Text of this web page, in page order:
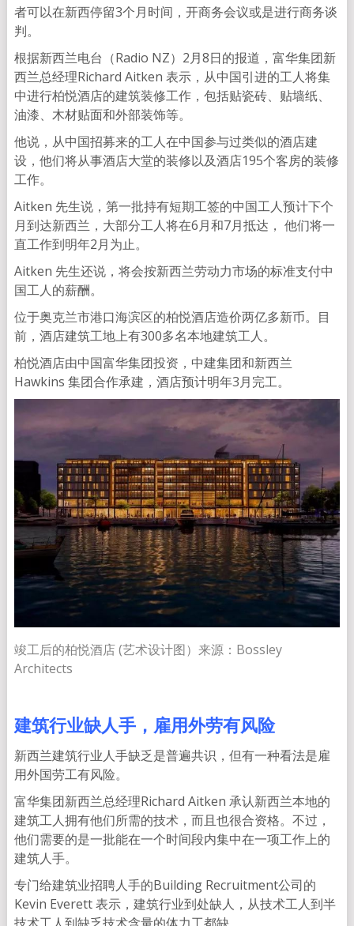
者可以在新西停留3个月时间，开商务会议或是进行商务谈
判。
根据新西兰电台（Radio NZ）2月8日的报道，富华集团新
西兰总经理Richard Aitken 表示，从中国引进的工人将集
中进行柏悦酒店的建筑装修工作，包括贴瓷砖、贴墙纸、
油漆、木材贴面和外部装饰等。
他说，从中国招募来的工人在中国参与过类似的酒店建
设，他们将从事酒店大堂的装修以及酒店195个客房的装修
工作。
Aitken 先生说，第一批持有短期工签的中国工人预计下个
月到达新西兰，大部分工人将在6月和7月抵达， 他们将一
直工作到明年2月为止。
Aitken 先生还说，将会按新西兰劳动力市场的标准支付中
国工人的薪酬。
位于奥克兰市港口海滨区的柏悦酒店造价两亿多新币。目
前，酒店建筑工地上有300多名本地建筑工人。
柏悦酒店由中国富华集团投资，中建集团和新西兰
Hawkins 集团合作承建，酒店预计明年3月完工。
竣工后的柏悦酒店 (艺术设计图） 来源：Bossley
Architects
建筑行业缺人手，雇用外劳有风险
新西兰建筑行业人手缺乏是普遍共识，但有一种看法是雇
用外国劳工有风险。
富华集团新西兰总经理Richard Aitken 承认新西兰本地的
建筑工人拥有他们所需的技术，而且也很合资格。不过，
他们需要的是一批能在一个时间段内集中在一项工作上的
建筑人手。
专门给建筑业招聘人手的Building Recruitment公司的
Kevin Everett 表示，建筑行业到处缺人，从技术工人到半